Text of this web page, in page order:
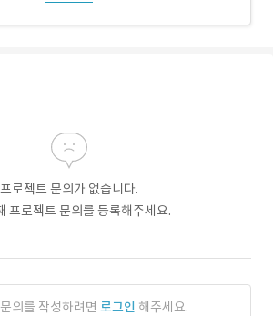
프로젝트 문의가 없습니다.
프로젝트 문의를 등록해주세요.
의를 작성하려면 로그인 해주세요.